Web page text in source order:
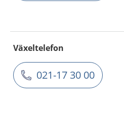
Växeltelefon
021-17 30 00